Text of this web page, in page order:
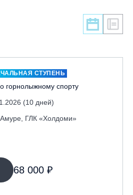
СТУПЕНЬ
горнолыжному спорту
(10 дней)
ГЛК «Холдоми»
68 000 ₽